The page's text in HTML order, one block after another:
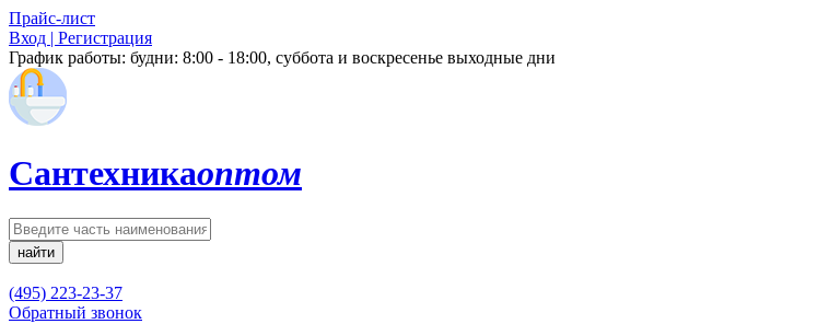
Прайс-лист
Вход | Регистрация
График работы: будни: 8:00 - 18:00, суббота и воскресенье выходные дни
Сантехникаоптом
найти
(495) 223-23-37
Обратный звонок